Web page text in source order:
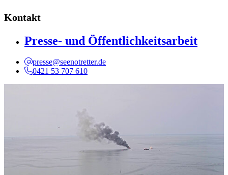
Kontakt
Presse- und Öffentlichkeitsarbeit
presse@seenotretter.de
0421 53 707 610